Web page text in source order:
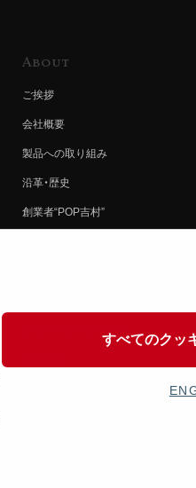
About
ご挨拶
会社概要
製品への取り組み
沿革・歴史
創業者“POP吉村”
すべてのクッ